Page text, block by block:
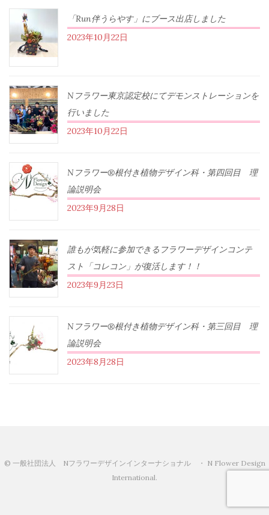
「Run伴うらやす」にブース出店しました
2023年10月22日
Nフラワー東京認定校にてデモンストレーションを
行いました
2023年10月22日
Nフラワー®根付き植物デザイン科・第四回目 理
論説明会
2023年9月28日
誰もが気軽に参加できるフラワーデザインコンテ
スト「コレコン」が復活します！！
2023年9月23日
Nフラワー®根付き植物デザイン科・第三回目 理
論説明会
2023年8月28日
© 一般社団法人 Nフラワーデザインインターナショナル ・ N Flower Design
International.